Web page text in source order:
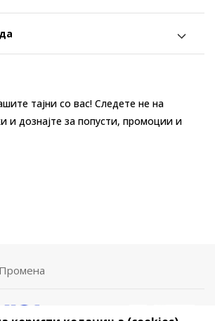
тајни со вас! Следете не на
и дознајте за попусти, промоции и
Промена